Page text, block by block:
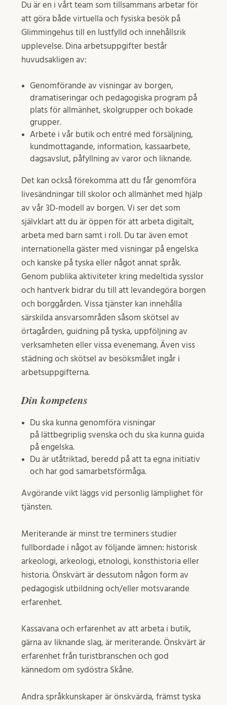
Du är en i vårt team som tillsammans arbetar för
att göra både virtuella och fysiska besök på
Glimmingehus till en lustfylld och innehållsrik
upplevelse. Dina arbetsuppgifter består
huvudsakligen av:
Genomförande av visningar av borgen,
dramatiseringar och pedagogiska program på
plats för allmänhet, skolgrupper och bokade
grupper.
Arbete i vår butik och entré med försäljning,
kundmottagande, information, kassaarbete,
dagsavslut, påfyllning av varor och liknande.
Det kan också förekomma att du får genomföra
livesändningar till skolor och allmänhet med hjälp
av vår 3D-modell av borgen. Vi ser det som
självklart att du är öppen för att arbeta digitalt,
arbeta med barn samt i roll. Du tar även emot
internationella gäster med visningar på engelska
och kanske på tyska eller något annat språk.
Genom publika aktiviteter kring medeltida sysslor
och hantverk bidrar du till att levandegöra borgen
och borggården. Vissa tjänster kan innehålla
särskilda ansvarsområden såsom skötsel av
örtagården, guidning på tyska, uppföljning av
verksamheten eller vissa evenemang. Även viss
städning och skötsel av besöksmålet ingår i
arbetsuppgifterna.
Din kompetens
Du ska kunna genomföra visningar
på lättbegriplig svenska och du ska kunna guida
på engelska.
Du är utåtriktad, beredd på att ta egna initiativ
och har god samarbetsförmåga.
Avgörande vikt läggs vid personlig lämplighet för
tjänsten.
Meriterande är minst tre terminers studier
fullbordade i något av följande ämnen: historisk
arkeologi, arkeologi, etnologi, konsthistoria eller
historia. Önskvärt är dessutom någon form av
pedagogisk utbildning och/eller motsvarande
erfarenhet.
Kassavana och erfarenhet av att arbeta i butik,
gärna av liknande slag, är meriterande. Önskvärt är
erfarenhet från turistbranschen och god
kännedom om sydöstra Skåne.
Andra språkkunskaper är önskvärda, främst tyska